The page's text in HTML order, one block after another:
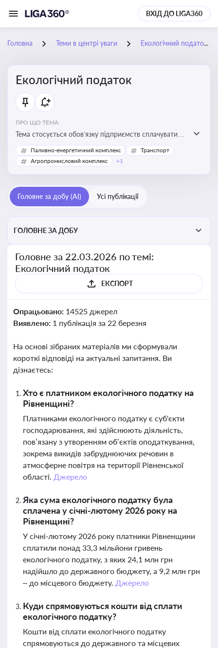
ВХІД ДО LIGA360
Головна Теми в центрі уваги Екологічний податок
Екологічний податок
ПРО ЩО ТЕМА:
Тема стосується обов’язку підприємств сплачувати
екологічний податок за забруднення довкілля. Вона
важлива для екологічного контролю бізнесу,
Паливно-енергетичний комплекс
Транспорт
Агропромисловий комплекс
+1
Головне за добу (AI) Усі публікації
ГОЛОВНЕ ЗА ДОБУ
Головне за 22.03.2026 по темі:
Екологічний податок
ЕКСПОРТ
Опрацьовано: 14525 джерел
Виявлено: 1 публікація за 22 березня
На основі зібраних матеріалів ми сформували
короткі відповіді на актуальні запитання. Ви
дізнаєтесь:
Хто є платником екологічного податку на
Рівненщині?
Платниками екологічного податку є суб'єкти
господарювання, які здійснюють діяльність,
пов’язану з утворенням об’єктів оподаткування,
зокрема викидів забруднюючих речовин в
атмосферне повітря на території Рівненської
області. Джерело
Яка сума екологічного податку була
сплачена у січні-лютому 2026 року на
Рівненщині?
У січні-лютому 2026 року платники Рівненщини
сплатили понад 33,3 мільйони гривень
екологічного податку, з яких 24,1 млн грн
надійшло до державного бюджету, а 9,2 млн грн
– до місцевого бюджету. Джерело
Куди спрямовуються кошти від сплати
екологічного податку?
Кошти від сплати екологічного податку
спрямовуються до державного та місцевих